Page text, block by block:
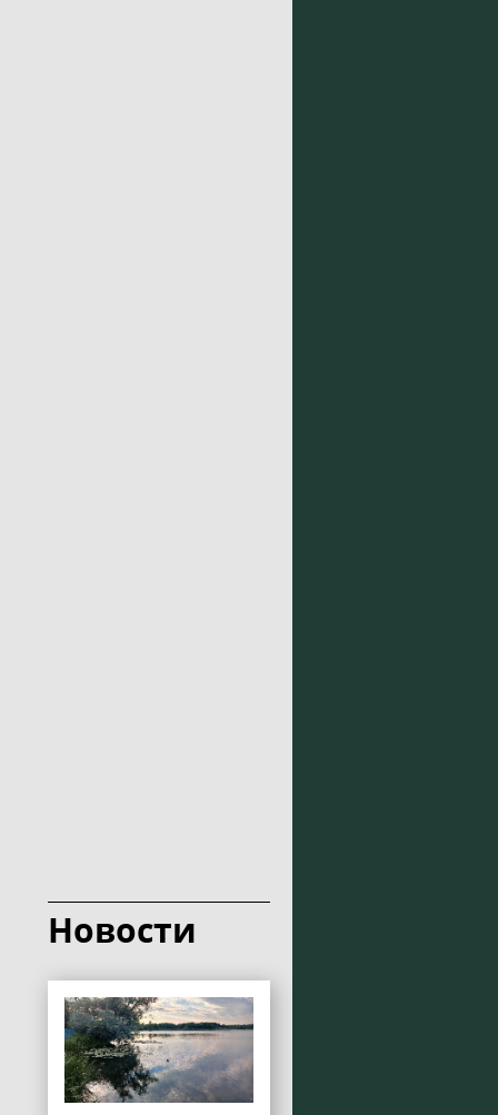
Новости